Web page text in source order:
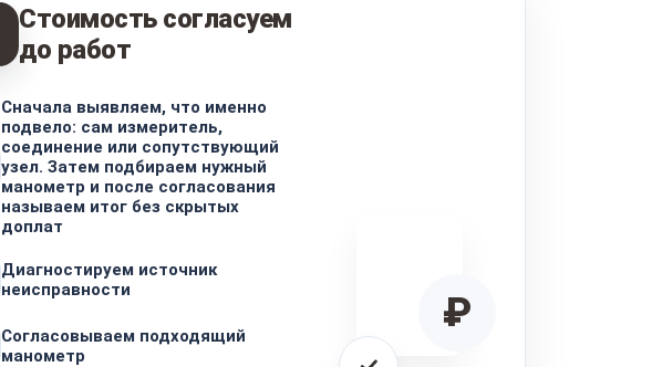
Стоимость согласуем
до работ
Сначала выявляем, что именно
подвело: сам измеритель,
соединение или сопутствующий
узел. Затем подбираем нужный
манометр и после согласования
называем итог без скрытых
доплат
Диагностируем источник
неисправности
Согласовываем подходящий
манометр
₽